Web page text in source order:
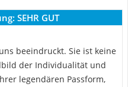
SEHR GUT
beeindruckt. Sie ist keine
der Individualität und
legendären Passform,